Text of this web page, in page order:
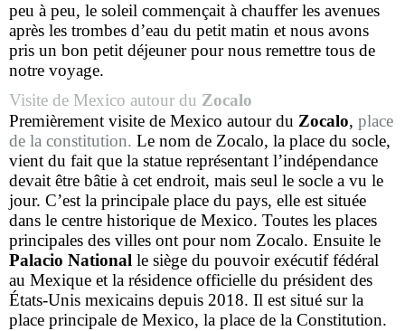
peu à peu, le soleil commençait à chauffer les avenues
après les trombes d’eau du petit matin et nous avons
pris un bon petit déjeuner pour nous remettre tous de
notre voyage.
Visite de Mexico autour du Zocalo
Premièrement visite de Mexico autour du Zocalo, place
de la constitution. Le nom de Zocalo, la place du socle,
vient du fait que la statue représentant l’indépendance
devait être bâtie à cet endroit, mais seul le socle a vu le
jour. C’est la principale place du pays, elle est située
dans le centre historique de Mexico. Toutes les places
principales des villes ont pour nom Zocalo. Ensuite le
Palacio National le siège du pouvoir exécutif fédéral
au Mexique et la résidence officielle du président des
États-Unis mexicains depuis 2018. Il est situé sur la
place principale de Mexico, la place de la Constitution.